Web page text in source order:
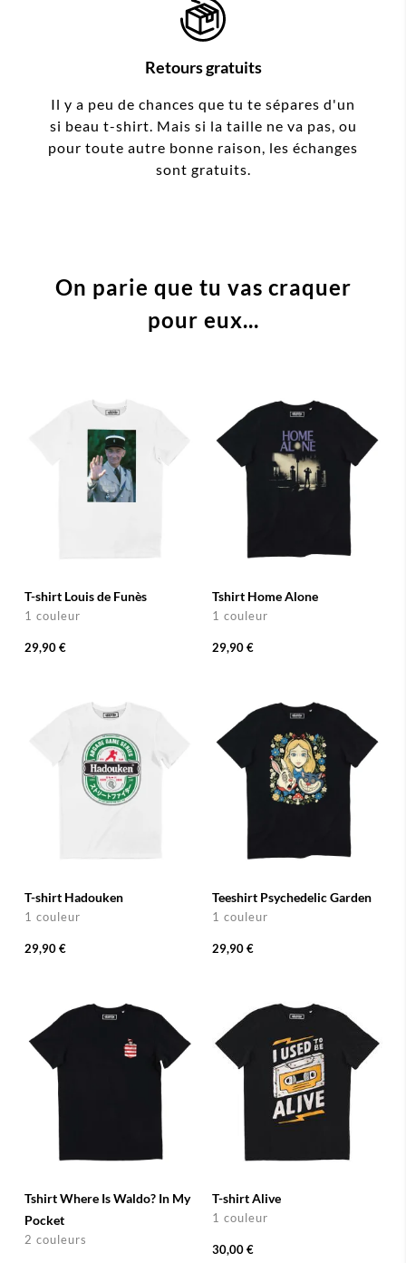
Retours gratuits
Il y a peu de chances que tu te sépares d'un
si beau t-shirt. Mais si la taille ne va pas, ou
pour toute autre bonne raison, les échanges
sont gratuits.
On parie que tu vas craquer
pour eux...
T-shirt Louis de Funès
1 couleur
29,90 €
Tshirt Home Alone
1 couleur
29,90 €
T-shirt Hadouken
1 couleur
29,90 €
Teeshirt Psychedelic Garden
1 couleur
29,90 €
Tshirt Where Is Waldo? In My
Pocket
2 couleurs
T-shirt Alive
1 couleur
30,00 €